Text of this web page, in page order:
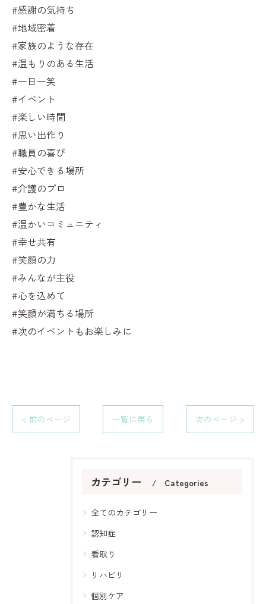
#感謝の気持ち
#地域密着
#家族のような存在
#温もりのある生活
#一日一笑
#イベント
#楽しい時間
#思い出作り
#職員の喜び
#安心できる場所
#介護のプロ
#豊かな生活
#温かいコミュニティ
#幸せ共有
#笑顔の力
#みんなが主役
#心を込めて
#笑顔が満ちる場所
#次のイベントもお楽しみに
< 前のページ 一覧に戻る 次のページ >
カテゴリー Categories
全てのカテゴリー
認知症
看取り
リハビリ
個別ケア